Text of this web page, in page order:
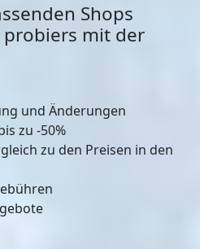
Shops
mit der
und Änderungen
zu -50%
zu den Preisen in den